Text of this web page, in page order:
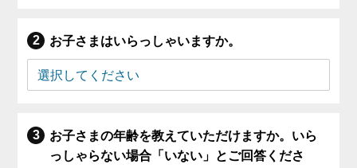
お子さまはいらっしゃいますか。
お子さまの年齢を教えていただけますか。いら
っしゃらない場合「いない」とご回答くださ